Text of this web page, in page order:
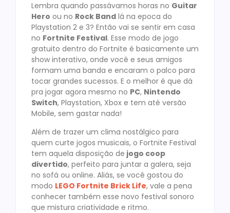
Lembra quando passávamos horas no Guitar
Hero ou no Rock Band lá na epoca do
Playstation 2 e 3? Então vai se sentir em casa
no Fortnite Festival. Esse modo de jogo
gratuito dentro do Fortnite é basicamente um
show interativo, onde você e seus amigos
formam uma banda e encaram o palco para
tocar grandes sucessos. E o melhor é que dá
pra jogar agora mesmo no PC, Nintendo
Switch, Playstation, Xbox e tem até versão
Mobile, sem gastar nada!
Além de trazer um clima nostálgico para
quem curte jogos musicais, o Fortnite Festival
tem aquela disposição de jogo coop
divertido, perfeito para juntar a galera, seja
no sofá ou online. Aliás, se você gostou do
modo LEGO Fortnite Brick Life, vale a pena
conhecer também esse novo festival sonoro
que mistura criatividade e ritmo.